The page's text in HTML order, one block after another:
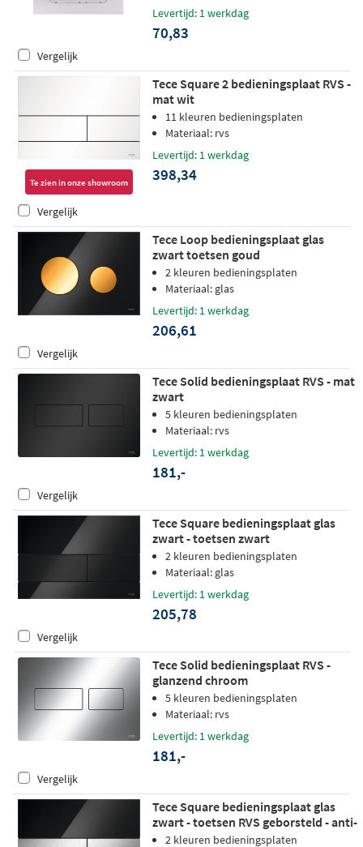
Levertijd: 1 werkdag
70,83
Vergelijk
Te zien in onze showroom
Tece Square 2 bedieningsplaat RVS -
mat wit
11 kleuren bedieningsplaten
Materiaal: rvs
Levertijd: 1 werkdag
398,34
Vergelijk
Tece Loop bedieningsplaat glas
zwart toetsen goud
2 kleuren bedieningsplaten
Materiaal: glas
Levertijd: 1 werkdag
206,61
Vergelijk
Tece Solid bedieningsplaat RVS - mat
zwart
5 kleuren bedieningsplaten
Materiaal: rvs
Levertijd: 1 werkdag
181,-
Vergelijk
Tece Square bedieningsplaat glas
zwart - toetsen zwart
2 kleuren bedieningsplaten
Materiaal: glas
Levertijd: 1 werkdag
205,78
Vergelijk
Tece Solid bedieningsplaat RVS -
glanzend chroom
5 kleuren bedieningsplaten
Materiaal: rvs
Levertijd: 1 werkdag
181,-
Vergelijk
Tece Square bedieningsplaat glas
zwart - toetsen RVS geborsteld - anti-
fingerprint
2 kleuren bedieningsplaten